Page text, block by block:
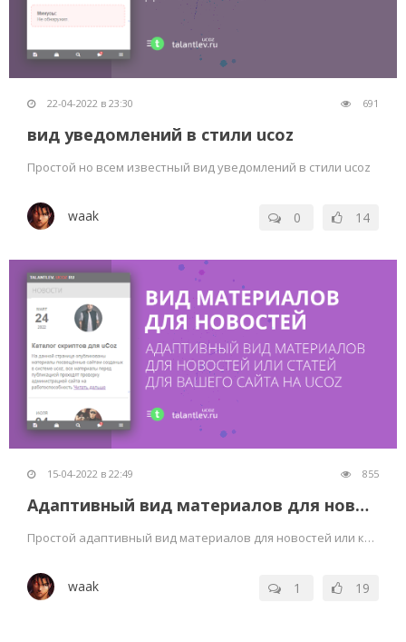
22-04-2022 в 23:30 691
вид уведомлений в стили ucoz
Простой но всем известный вид уведомлений в стили ucoz
waak 0 14
15-04-2022 в 22:49 855
Адаптивный вид материалов для новостей или статей
Простой адаптивный вид материалов для новостей или каталога статей для вашего сайта на ucoz
waak 1 19